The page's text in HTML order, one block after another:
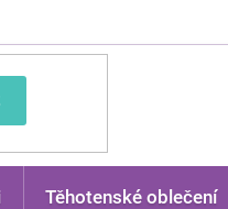
Těhotenské oblečení